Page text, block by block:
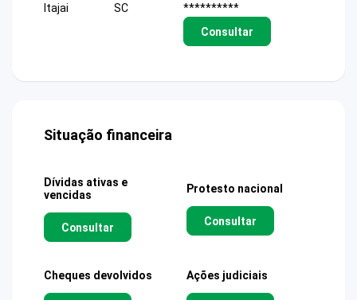
Itajai
SC
**********
Consultar
Situação financeira
Dívidas ativas e
vencidas
Consultar
Protesto nacional
Consultar
Cheques devolvidos Ações judiciais